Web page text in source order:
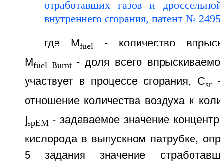
где Mfuel
- количество
Mfuel_Burnt - доля всего
участвует в процессе сгорания, Csr-
отношение количества воздуха к
]spEM- задаваемое значение
кислорода в выпускном патрубке,
5 задания значение